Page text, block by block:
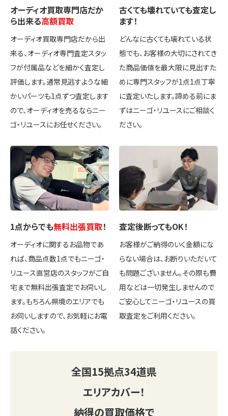
オーディオ買取専門店だか
ら出来る高額買取
オーディオ買取専門店だから出
来る、オーディオ専門査定スタッ
フが付属品などを細かく査定し
評価します。通常見逃すような細
かいパーツも1点ずつ査定します
ので、オーディオを売るならニー
ゴ・リユースにお任せください。
古くても壊れていても査定し
ます！
どんなに古くても壊れている状
態でも、お客様の大切にされてき
た商品価値を最大限に見出すた
めに専門スタッフが1点1点丁寧
に査定いたします。諦める前にま
ずはニーゴ・リユースにご相談く
ださい。
1点からでも無料出張買取！
オーディオに関するお品物であ
れば、商品点数1点でもニーゴ・
リユース直営店のスタッフがご自
宅まで無料出張査定でお伺いし
ます。もちろん県境のエリアでも
お伺いしますので、お気軽にお電
話ください。
査定後断ってもOK！
お客様がご納得のいく金額にな
らない場合は、お断りいただいて
も問題ございません。その際も費
用などは一切発生しませんので
ご安心してニーゴ・リユースの買
取査定をご利用ください。
全国15拠点34道県
エリアカバー！
納得の買取価格で